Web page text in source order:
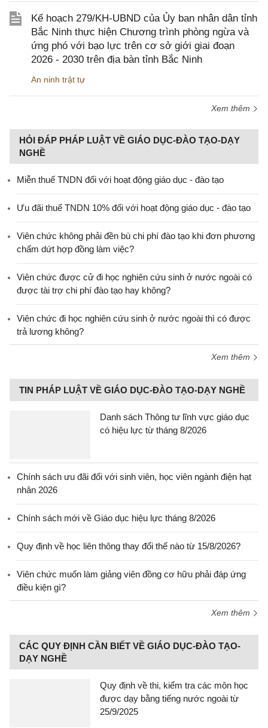
Kế hoạch 279/KH-UBND của Ủy ban nhân dân tỉnh
Bắc Ninh thực hiện Chương trình phòng ngừa và
ứng phó với bạo lực trên cơ sở giới giai đoạn
2026 - 2030 trên địa bàn tỉnh Bắc Ninh
An ninh trật tự
Xem thêm
HỎI ĐÁP PHÁP LUẬT VỀ GIÁO DỤC-ĐÀO TẠO-DẠY
NGHỀ
Miễn thuế TNDN đối với hoạt động giáo dục - đào tạo
Ưu đãi thuế TNDN 10% đối với hoạt động giáo dục - đào tạo
Viên chức không phải đền bù chi phí đào tạo khi đơn phương
chấm dứt hợp đồng làm việc?
Viên chức được cử đi học nghiên cứu sinh ở nước ngoài có
được tài trợ chi phí đào tạo hay không?
Viên chức đi học nghiên cứu sinh ở nước ngoài thì có được
trả lương không?
Xem thêm
TIN PHÁP LUẬT VỀ GIÁO DỤC-ĐÀO TẠO-DẠY NGHỀ
Danh sách Thông tư lĩnh vực giáo dục
có hiệu lực từ tháng 8/2026
Chính sách ưu đãi đối với sinh viên, học viên ngành điện hạt
nhân 2026
Chính sách mới về Giáo dục hiệu lực tháng 8/2026
Quy định về học liên thông thay đổi thế nào từ 15/8/2026?
Viên chức muốn làm giảng viên đồng cơ hữu phải đáp ứng
điều kiện gì?
Xem thêm
CÁC QUY ĐỊNH CẦN BIẾT VỀ GIÁO DỤC-ĐÀO TẠO-
DẠY NGHỀ
Quy định về thi, kiểm tra các môn học
được dạy bằng tiếng nước ngoài từ
25/9/2025